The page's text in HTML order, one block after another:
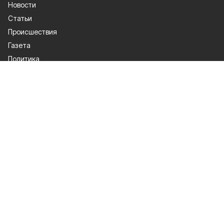
Новости
Статьи
Происшествия
Газета
Политика